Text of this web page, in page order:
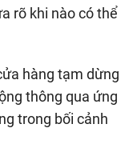
rõ khi nào có thể
hàng tạm dừng
thông qua ứng
trong bối cảnh